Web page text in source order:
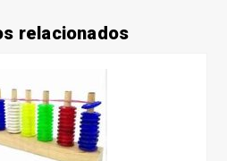
relacionados